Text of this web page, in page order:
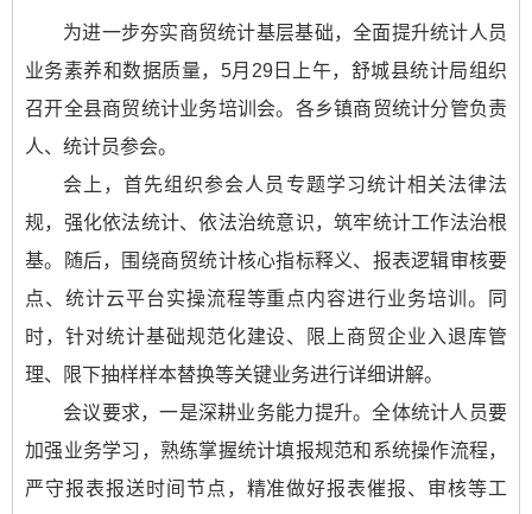
为进一步夯实商贸统计基层基础，全面提升统计人员
业务素养和数据质量，5月29日上午，舒城县统计局组织
召开全县商贸统计业务培训会。各乡镇商贸统计分管负责
人、统计员参会。
会上，首先组织参会人员专题学习统计相关法律法
规，强化依法统计、依法治统意识，筑牢统计工作法治根
基。随后，围绕商贸统计核心指标释义、报表逻辑审核要
点、统计云平台实操流程等重点内容进行业务培训。同
时，针对统计基础规范化建设、限上商贸企业入退库管
理、限下抽样样本替换等关键业务进行详细讲解。
会议要求，一是深耕业务能力提升。全体统计人员要
加强业务学习，熟练掌握统计填报规范和系统操作流程，
严守报表报送时间节点，精准做好报表催报、审核等工